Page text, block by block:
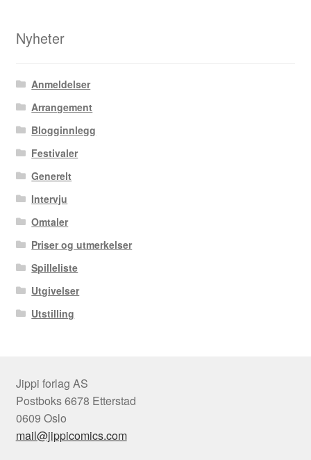
Lars Aurtande
Lene Ask
Manuele Fior
Martin Ernstsen
Max Estes
Odd Henning Skyllingstad
Ronny Haugeland
Rui Tenreiro
Rune Borvik
Nyheter
Anmeldelser
Arrangement
Blogginnlegg
Festivaler
Generelt
Intervju
Omtaler
Priser og utmerkelser
Spilleliste
Utgivelser
Utstilling
Jippi forlag AS
Postboks 6678 Etterstad
0609 Oslo
mail@jippicomics.com